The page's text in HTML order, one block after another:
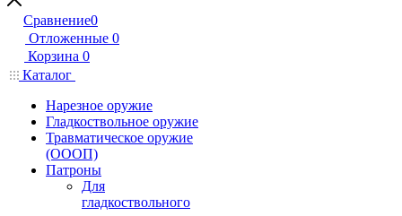
Сравнение0
Отложенные 0
Корзина 0
Каталог
Нарезное оружие
Гладкоствольное оружие
Травматическое оружие
(ОООП)
Патроны
Для
гладкоствольного